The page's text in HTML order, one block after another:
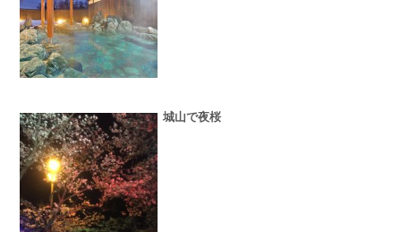
城山で夜桜